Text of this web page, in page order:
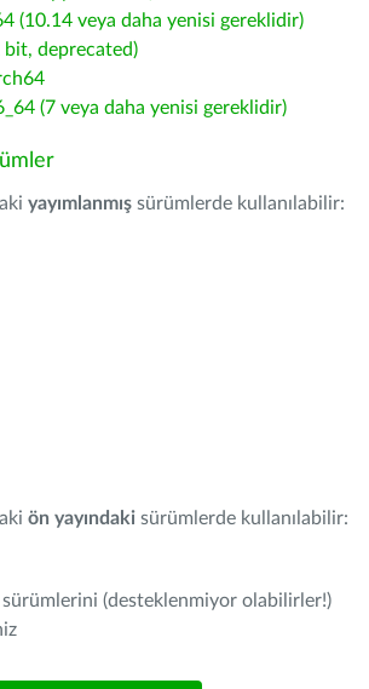
(10.14 veya daha yenisi gereklidir)
deprecated)
(7 veya daha yenisi gereklidir)
yayımlanmış sürümlerde kullanılabilir:
ön yayındaki sürümlerde kullanılabilir:
(desteklenmiyor olabilirler!)